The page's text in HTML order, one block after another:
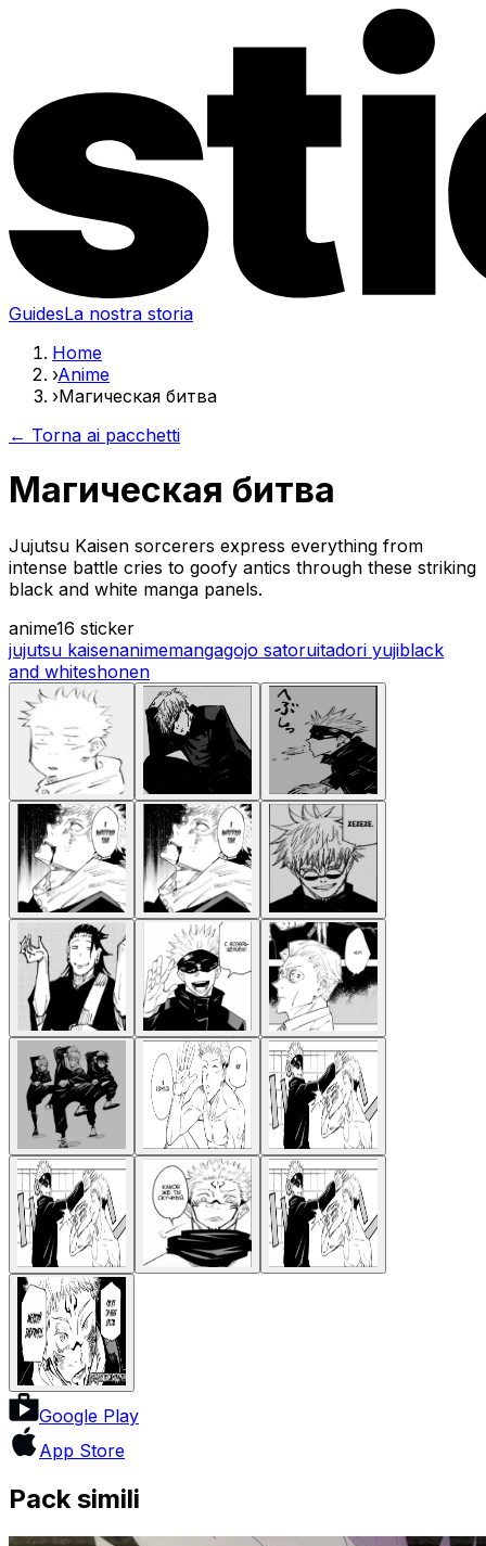
GuidesLa nostra storia
Home
›Anime
›Магическая битва
← Torna ai pacchetti
Магическая битва
Jujutsu Kaisen sorcerers express everything from
intense battle cries to goofy antics through these striking
black and white manga panels.
anime16 sticker
jujutsu kaisenanimemangagojo satoruitadori yujiblack
and whiteshonen
Google Play
App Store
Pack simili